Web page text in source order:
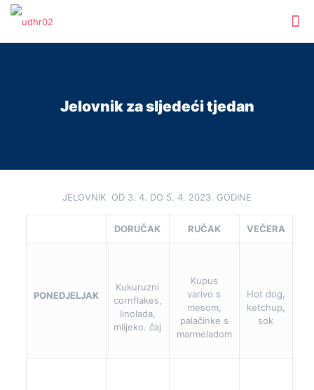
Jelovnik za sljedeći tjedan
JELOVNIK OD 3. 4. DO 5. 4. 2023. GODINE
DORUČAK RUČAK VEČERA
PONEDJELJAK
Kukuruzni
cornflakes,
linolada,
mlijeko. čaj
Kupus
varivo s
mesom,
palačinke s
marmeladom
Hot dog,
ketchup,
sok